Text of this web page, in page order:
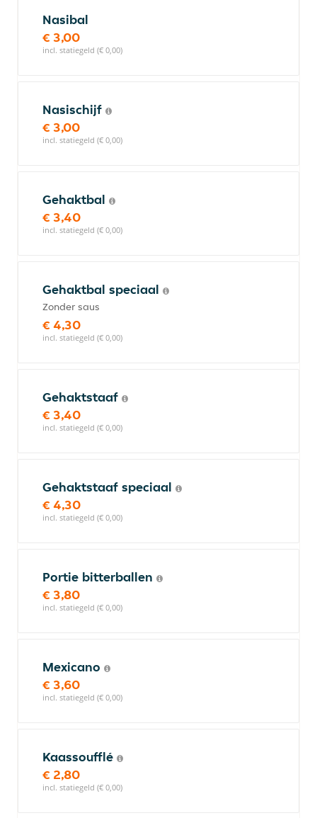
Nasibal
€ 3,00
incl. statiegeld (€ 0,00)
Nasischijf
€ 3,00
incl. statiegeld (€ 0,00)
Gehaktbal
€ 3,40
incl. statiegeld (€ 0,00)
Gehaktbal speciaal
Zonder saus
€ 4,30
incl. statiegeld (€ 0,00)
Gehaktstaaf
€ 3,40
incl. statiegeld (€ 0,00)
Gehaktstaaf speciaal
€ 4,30
incl. statiegeld (€ 0,00)
Portie bitterballen
€ 3,80
incl. statiegeld (€ 0,00)
Mexicano
€ 3,60
incl. statiegeld (€ 0,00)
Kaassoufflé
€ 2,80
incl. statiegeld (€ 0,00)